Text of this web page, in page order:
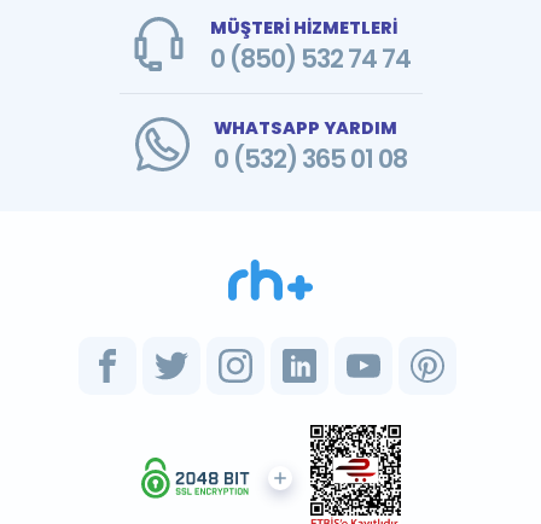
MÜŞTERİ HİZMETLERİ
0 (850) 532 74 74
WHATSAPP YARDIM
0 (532) 365 01 08